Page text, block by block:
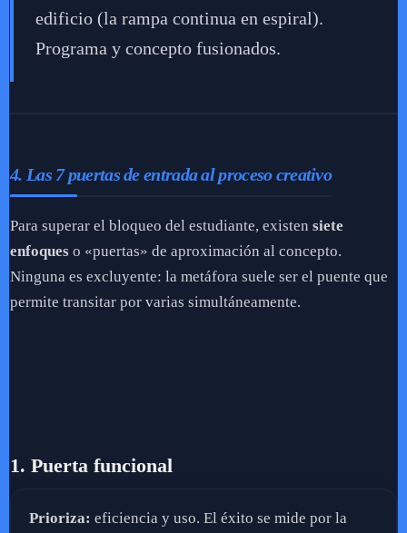
edificio (la rampa continua en espiral).
Programa y concepto fusionados.
4. Las 7 puertas de entrada al proceso creativo
Para superar el bloqueo del estudiante, existen siete
enfoques o «puertas» de aproximación al concepto.
Ninguna es excluyente: la metáfora suele ser el puente que
permite transitar por varias simultáneamente.
1. Puerta funcional
Prioriza: eficiencia y uso. El éxito se mide por la